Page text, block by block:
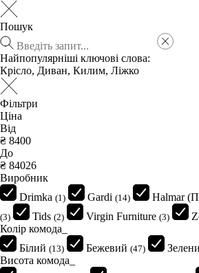
Пошук
Найпопулярніші ключові слова:
Крісло, Диван, Килим, Ліжко
Фільтри
Ціна
Від
₴
До
₴
Виробник
Drimka (1) Gardi (14) Halmar
(3) Tids (2) Virgin Furniture (3)
Колір комода_
Білий (13) Бежевий (47)
Висота комода_